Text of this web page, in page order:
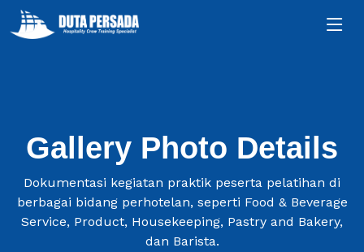
Gallery Photo Details
Dokumentasi kegiatan praktik peserta pelatihan di
berbagai bidang perhotelan, seperti Food & Beverage
Service, Product, Housekeeping, Pastry and Bakery,
dan Barista.